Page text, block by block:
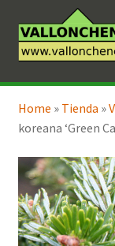
a
la
al
contenido
Tienda en línea
Home » Tienda »
koreana ‘Green